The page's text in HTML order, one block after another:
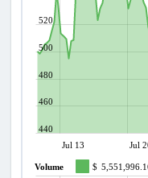
Jul 13 Jul
440
460
480
500
520
Volume $